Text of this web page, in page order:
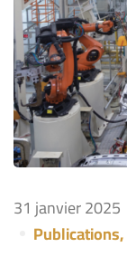
31 janvier 2025
Publications,